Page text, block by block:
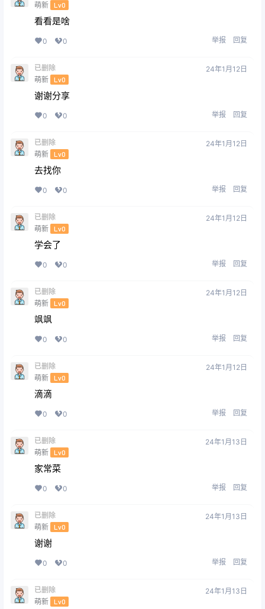
萌新 Lv0
看看是啥
0 0 举报 回复
已删除
萌新 Lv0
24年1月12日
谢谢分享
0 0 举报 回复
已删除
萌新 Lv0
24年1月12日
去找你
0 0 举报 回复
已删除
萌新 Lv0
24年1月12日
学会了
0 0 举报 回复
已删除
萌新 Lv0
24年1月12日
飒飒
0 0 举报 回复
已删除
萌新 Lv0
24年1月12日
滴滴
0 0 举报 回复
已删除
萌新 Lv0
24年1月13日
家常菜
0 0 举报 回复
已删除
萌新 Lv0
24年1月13日
谢谢
0 0 举报 回复
已删除
萌新 Lv0
24年1月13日